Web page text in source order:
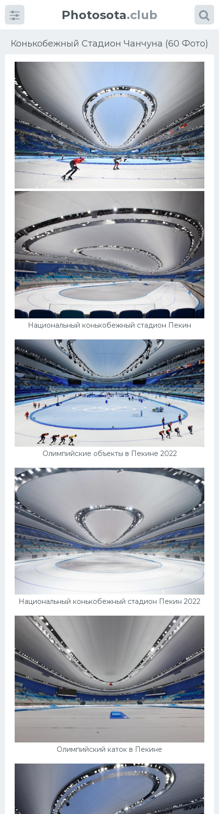
Photosota.club
Конькобежный Стадион Чанчуна (60 Фото)
Национальный конькобежный стадион Пекин
Олимпийские объекты в Пекине 2022
Национальный конькобежный стадион Пекин 2022
Олимпийский каток в Пекине
КатегорииФото
Еще картинки...
Футбол
Хоккей
Велогонки
Конькобежный спорт
Тренажеры
Интерьер квартиры